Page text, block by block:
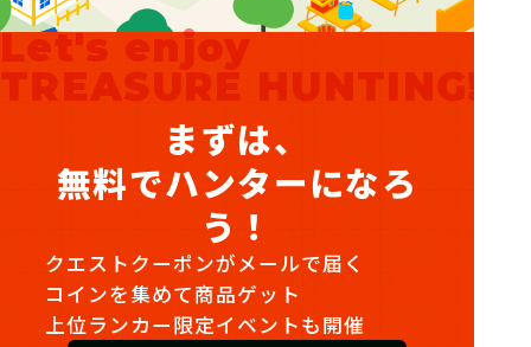
Let's enjoy
TREASURE HUNTING!
まずは、
無料でハンターになろ
う！
クエストクーポンがメールで届く
コインを集めて商品ゲット
上位ランカー限定イベントも開催